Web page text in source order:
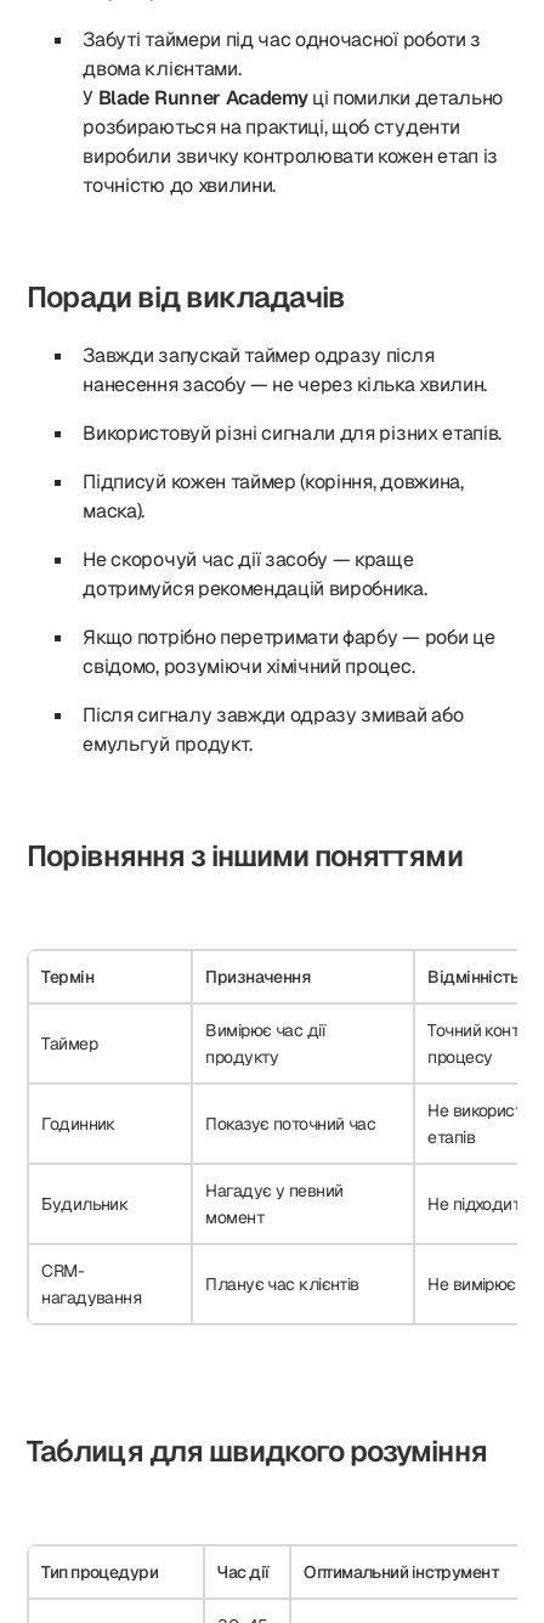
Забуті таймери під час одночасної роботи з
двома клієнтами.
У Blade Runner Academyці помилки детально
розбираються на практиці, щоб студенти
виробили звичку контролювати кожен етап із
точністю до хвилини.
Поради від викладачів
Завжди запускай таймер одразу після
нанесення засобу — не через кілька хвилин.
Використовуй різні сигнали для різних етапів.
Підписуй кожен таймер (коріння, довжина,
маска).
Не скорочуй час дії засобу — краще
дотримуйся рекомендацій виробника.
Якщо потрібно перетримати фарбу — роби це
свідомо, розуміючи хімічний процес.
Після сигналу завжди одразу змивай або
емульгуй продукт.
Порівняння з іншими поняттями
Термін Призначення Відмінність
Таймер
Вимірює час дії
продукту
Точний
процесу
Годинник Показує поточний час
Не
етапів
Будильник
Нагадує у певний
момент
Не підходить
CRM-
нагадування
Планує час клієнтів Не вимірює
Таблиця для швидкого розуміння
Тип процедури Час дії Оптимальний інструмент